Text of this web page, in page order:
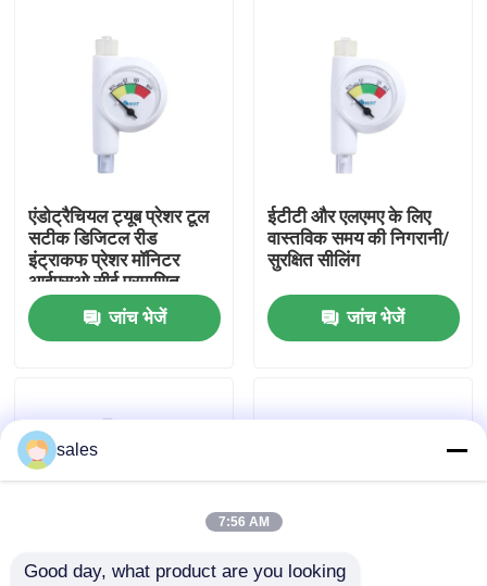
वीआर दिखाएँ
हमारे बारे में
फैक्टरी यात्रा
गुणवत्ता नियंत्रण
एक बोली का अनुरोध
स्वरयंत्र मुखौटा वायुमार्ग
एंडोट्रैचियल ट्यूब प्रेशर टूल
सटीक डिजिटल रीड
इंट्राकफ प्रेशर मॉनिटर
आईएसओ सीई प्रमाणित
जांच भेजें
ईटीटी और एलएमए के लिए
वास्तविक समय की निगरानी/
सुरक्षित सीलिंग
जांच भेजें
sales
7:56 AM
Good day, what product are you looking